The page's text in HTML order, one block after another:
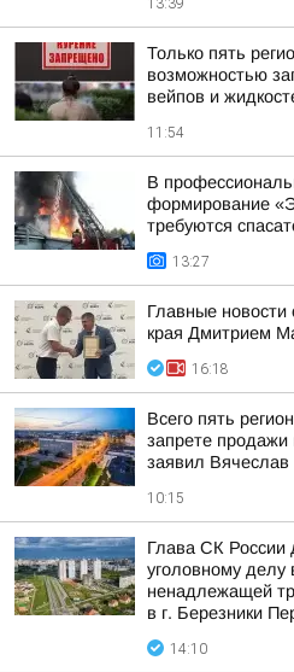
13:39
Только пять
возможностью
вейпов и
11:54
В
формирование
требуются
13:27
Главные новости
края Дмитрием
16:18
Всего пять
запрете продажи
заявил
10:15
Глава СК России
уголовному делу
ненадлежащей
в г. Березники
14:10